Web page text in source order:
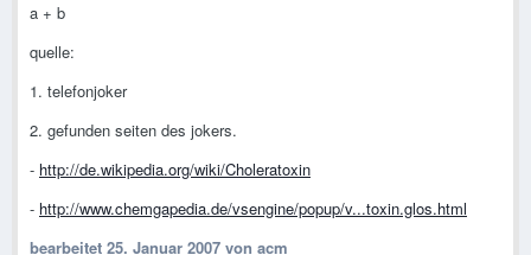
a + b
quelle:
1. telefonjoker
2. gefunden seiten des jokers.
- http://de.wikipedia.org/wiki/Choleratoxin
- http://www.chemgapedia.de/vsengine/popup/v...toxin.glos.html
bearbeitet 25. Januar 2007 von acm